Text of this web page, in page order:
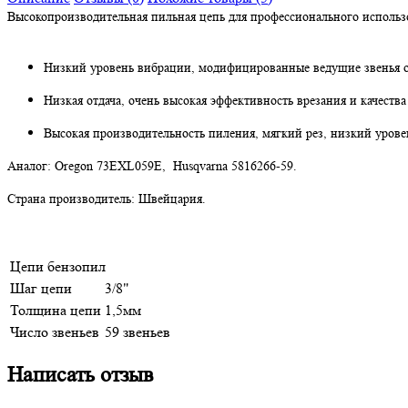
Высокопроизводительная пильная цепь для профессионального
Низкий уровень вибрации, модифицированные ведущие звенья
Низкая отдача, очень высокая эффективность врезания и
Высокая производительность пиления, мягкий рез, низкий
Аналог: Oregon 73EXL059E, Husqvarna 5816266-59.
Страна производитель: Швейцария.
Цепи бензопил
Шаг цепи
3/8"
Толщина цепи 1,5мм
Число звеньев 59 звеньев
Написать отзыв